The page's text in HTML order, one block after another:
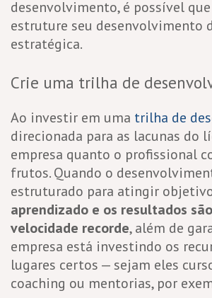
desenvolvimento, é possível
estruture seu desenvolvimento
estratégica.
Crie uma trilha de
Ao investir em uma trilha de
direcionada para as lacunas do
empresa quanto o profissional
frutos. Quando o
estruturado para atingir
aprendizado e os resultados
velocidade recorde, além de
empresa está investindo os
lugares certos — sejam eles
coaching ou mentorias, por